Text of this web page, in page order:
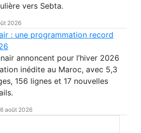
vers Sebta.
2026
: une programmation record
annoncent pour l’hiver 2026
inédite au Maroc, avec 5,3
156 lignes et 17 nouvelles
6 août 2026